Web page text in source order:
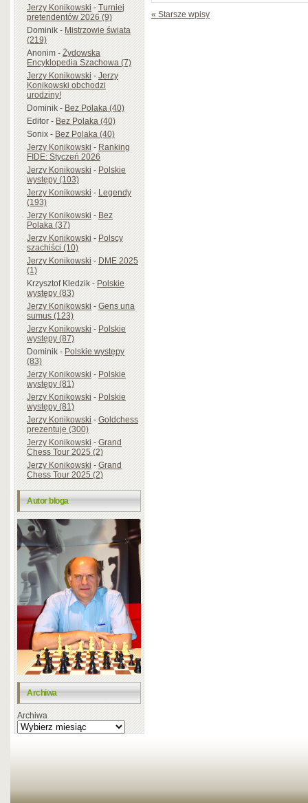
Jerzy Konikowski-Turniej
pretendentów 2026 (9)
Dominik-Mistrzowie świata
(219)
Anonim-Żydowska
Encyklopedia Szachowa (7)
Jerzy Konikowski-Jerzy
Konikowski obchodzi
urodziny!
Dominik-Bez Polaka (40)
Editor-Bez Polaka (40)
Sonix-Bez Polaka (40)
Jerzy Konikowski-Ranking
FIDE: Styczeń 2026
Jerzy Konikowski-Polskie
występy (103)
Jerzy Konikowski-Legendy
(193)
Jerzy Konikowski-Bez
Polaka (37)
Jerzy Konikowski-Polscy
szachiści (10)
Jerzy Konikowski-DME 2025
(1)
Krzysztof Kledzik-Polskie
występy (83)
Jerzy Konikowski-Gens una
sumus (123)
Jerzy Konikowski-Polskie
występy (87)
Dominik-Polskie występy
(83)
Jerzy Konikowski-Polskie
występy (81)
Jerzy Konikowski-Polskie
występy (81)
Jerzy Konikowski-Goldchess
prezentuje (300)
Jerzy Konikowski-Grand
Chess Tour 2025 (2)
Jerzy Konikowski-Grand
Chess Tour 2025 (2)
Autor bloga
Archiwa
Archiwa
« Starsze wpisy